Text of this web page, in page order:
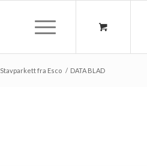
Stavparkett fra Esco / DATA BLAD